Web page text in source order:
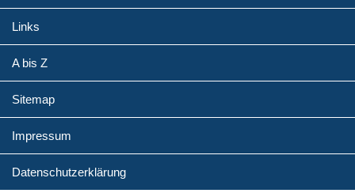
Links
A bis Z
Sitemap
Impressum
Datenschutzerklärung